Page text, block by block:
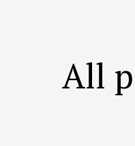
All